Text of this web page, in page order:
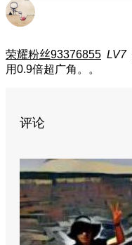
荣耀粉丝93376855 LV7
用0.9倍超广角。。
评论